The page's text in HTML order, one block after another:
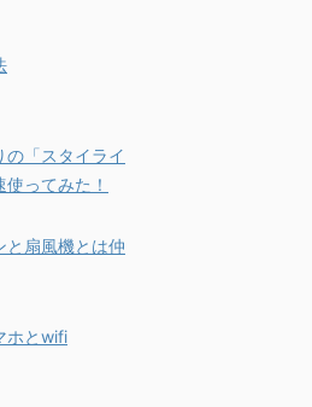
の「スタイライ
ってみた！
と扇風機とは仲
ホとwifi